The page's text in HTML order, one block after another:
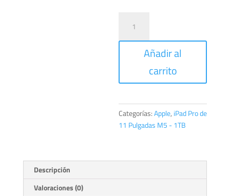
de
Añadir al
carrito
Categorías:Apple, iPad Pro de
11 Pulgadas M5 - 1TB
Descripción
Valoraciones (0)